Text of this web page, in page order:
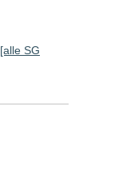
[alle SG